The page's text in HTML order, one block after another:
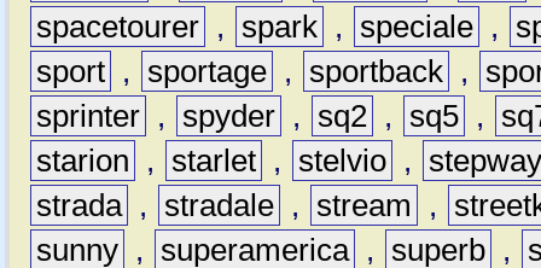
spacetourer , spark , speciale ,
sport , sportage , sportback ,
sprinter , spyder , sq2 , sq5 ,
starion
, starlet , stelvio ,
strada , stradale , stream ,
sunny , superamerica , superb ,